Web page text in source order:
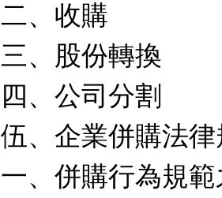
二、收購
三、股份轉換
四、公司分割
伍、企業併購法
一、併購行為規